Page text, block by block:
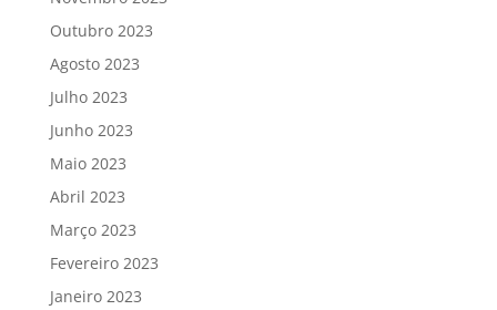
Outubro 2023
Agosto 2023
Julho 2023
Junho 2023
Maio 2023
Abril 2023
Março 2023
Fevereiro 2023
Janeiro 2023